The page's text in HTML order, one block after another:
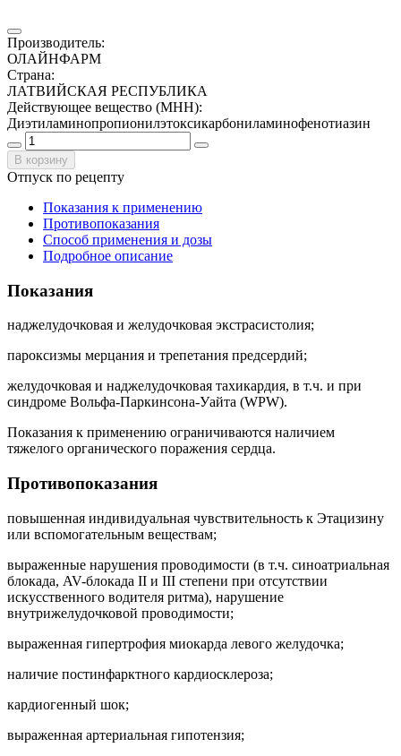
Производитель:
ОЛАЙНФАРМ
Страна:
ЛАТВИЙСКАЯ РЕСПУБЛИКА
Действующее вещество (МНН):
Диэтиламинопропионилэтоксикарбониламинофенотиазин
В корзину
Отпуск по рецепту
Показания к применению
Противопоказания
Способ применения и дозы
Подробное описание
Показания
наджелудочковая и желудочковая экстрасистолия;
пароксизмы мерцания и трепетания предсердий;
желудочковая и наджелудочковая тахикардия, в т.ч. и при
синдроме Вольфа-Паркинсона-Уайта (WPW).
Показания к применению ограничиваются наличием
тяжелого органического поражения сердца.
Противопоказания
повышенная индивидуальная чувствительность к Этацизину
или вспомогательным веществам;
выраженные нарушения проводимости (в т.ч. синоатриальная
блокада, AV-блокада II и III степени при отсутствии
искусственного водителя ритма), нарушение
внутрижелудочковой проводимости;
выраженная гипертрофия миокарда левого желудочка;
наличие постинфарктного кардиосклероза;
кардиогенный шок;
выраженная артериальная гипотензия;